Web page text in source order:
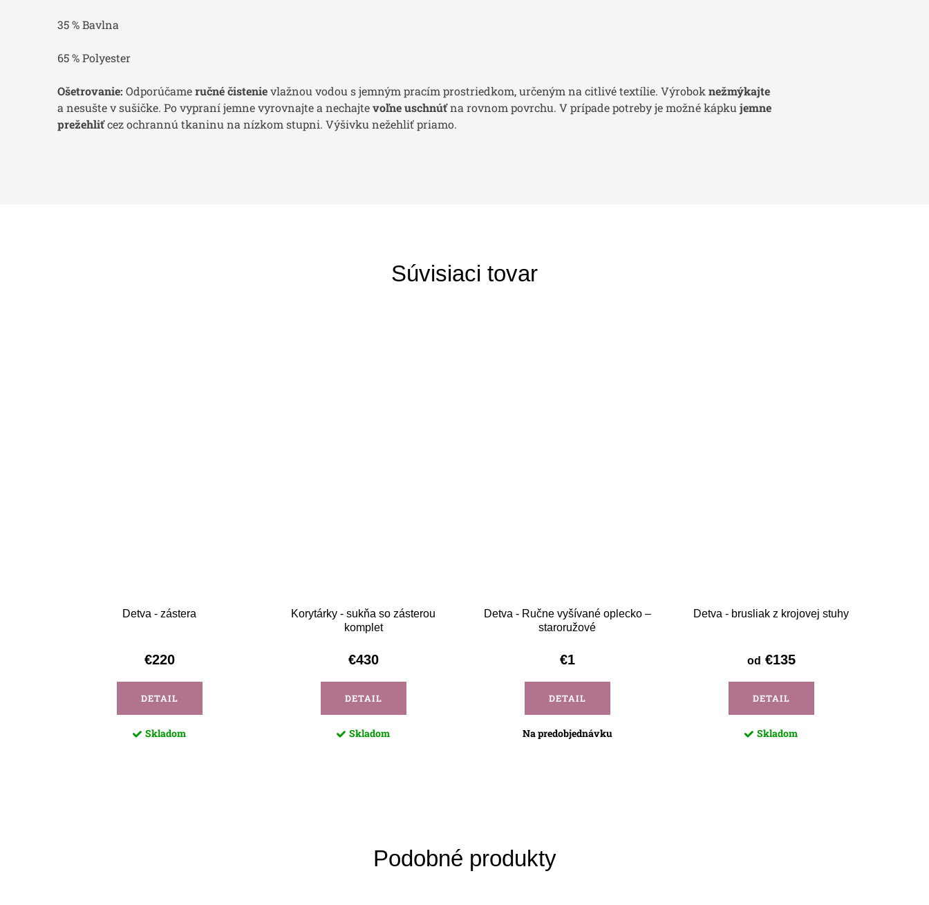
35 % Bavlna
65 % Polyester
Ošetrovanie: Odporúčameručné čistenievlažnou vodou s jemným pracím prostriedkom, určeným na citlivé textílie. Výroboknežmýkajte
a nesušte v sušičke. Po vypraní jemne vyrovnajte a nechajtevoľne uschnúťna rovnom povrchu. V prípade potreby je možné kápkujemne
prežehliťcez ochrannú tkaninu na nízkom stupni. Výšivku nežehliť priamo.
Súvisiaci tovar
Detva - zástera
€220
DETAIL
Skladom
Korytárky - sukňa so zásterou
komplet
€430
DETAIL
Skladom
Detva - Ručne vyšívané oplecko –
staroružové
€1
DETAIL
Na predobjednávku
Detva - brusliak z krojovej stuhy
od €135
DETAIL
Skladom